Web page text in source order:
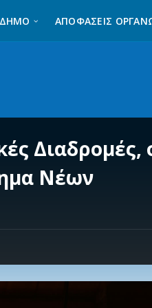
ΔΉΜΟ ΑΠΟΦΑΣΕΙΣ
Διαδρομές,
Νέων